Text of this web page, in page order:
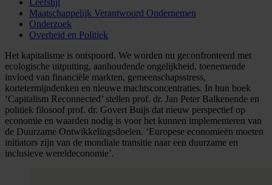
Maatschappelijk Verantwoord Ondernemen
Onderzoek
Overheid en Politiek
Het kapitalisme is ontspoord. We worden nu geconfronteerd met
ecologische uitputting, aanhoudende ongelijkheid, toenemende
invloed van financiële markten, gemeenschapsstress,
kortetermijndenken en nieuwe machtsconcentraties. In hun boek
‘Capitalism Reconnected’ stellen prof. dr. Jan Peter Balkenende en
politiek filosoof prof. dr. Govert Buijs dat nieuw perspectief op
economie en waarden nodig is voor het kunnen implementeren van
de Duurzame Ontwikkelingsdoelen. ‘Europese economieën moeten
initiators zijn van de mondiale transitie naar een duurzame en
inclusieve wereldeconomie’.